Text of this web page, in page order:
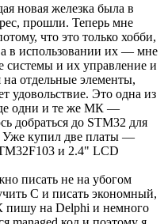
новая железка была в
прошли. Теперь мне
что это только хобби,
в использовании их — мне
системы и их управление и
на отдельные элементы,
удовольствие. Это одна из
одни и те же МК —
добраться до STM32 для
Уже купил две платы —
и 2.4" LCD
писать не на убогом
С и писать экономный,
на Delphi и немного